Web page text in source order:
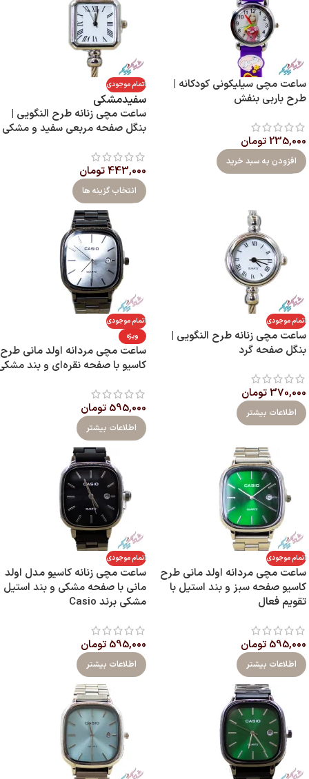
ساعت مچی سیلیکونی کودکانه |
طرح باربی بنفش
235,000تومان
افزودن به سبد خرید
اتمام موجودی
سفیدمشکی
ساعت مچی زنانه طرح النگویی |
بنگل صفحه مربعی سفید و مشکی
443,000تومان
انتخاب گزینه ها
اتمام موجودی
ساعت مچی زنانه طرح النگویی |
بنگل صفحه گرد
370,000تومان
اطلاعات بیشتر
اتمام موجودی
ویژه
ساعت مچی مردانه اولد مانی طرح
کاسیو با صفحه نقره‌ای و بند
595,000 تومان
اطلاعات بیشتر
اتمام موجودی
ساعت مچی مردانه اولد مانی طرح
کاسیو صفحه سبز و بند استیل با
تقویم فعال
595,000 تومان
اطلاعات بیشتر
اتمام موجودی
ساعت مچی زنانه کاسیو مدل اولد
مانی با صفحه مشکی و بند استیل
مشکی برند Casio
595,000 تومان
اطلاعات بیشتر